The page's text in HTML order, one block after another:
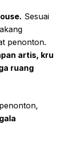
Sesuai
penonton.
artis, kru
ruang